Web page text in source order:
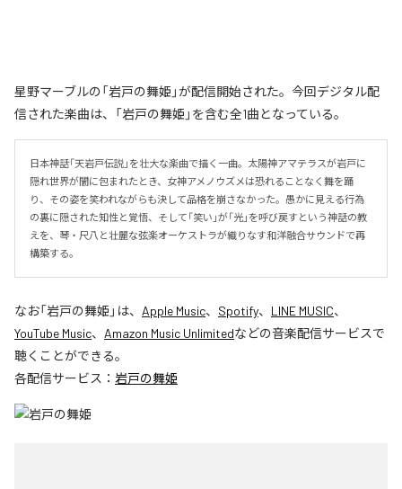
星野マーブルの「岩戸の舞姫」が配信開始された。今回デジタル配
信された楽曲は、「岩戸の舞姫」を含む全1曲となっている。
日本神話「天岩戸伝説」を壮大な楽曲で描く一曲。太陽神アマテラスが岩戸に
隠れ世界が闇に包まれたとき、女神アメノウズメは恐れることなく舞を踊
り、その姿を笑われながらも決して品格を崩さなかった。愚かに見える行為
の裏に隠された知性と覚悟、そして「笑い」が「光」を呼び戻すという神話の教
えを、琴・尺八と壮麗な弦楽オーケストラが織りなす和洋融合サウンドで再
構築する。
なお「岩戸の舞姫 」は、 Apple Music、 Spotify、 LINE MUSIC、
YouTube Music、 Amazon Music Unlimitedなどの音楽配信サービスで
聴くことができる。
各配信サービス： 岩戸の舞姫